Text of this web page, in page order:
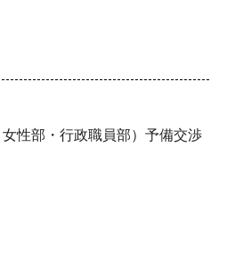
性部・行政職員部）予備交渉